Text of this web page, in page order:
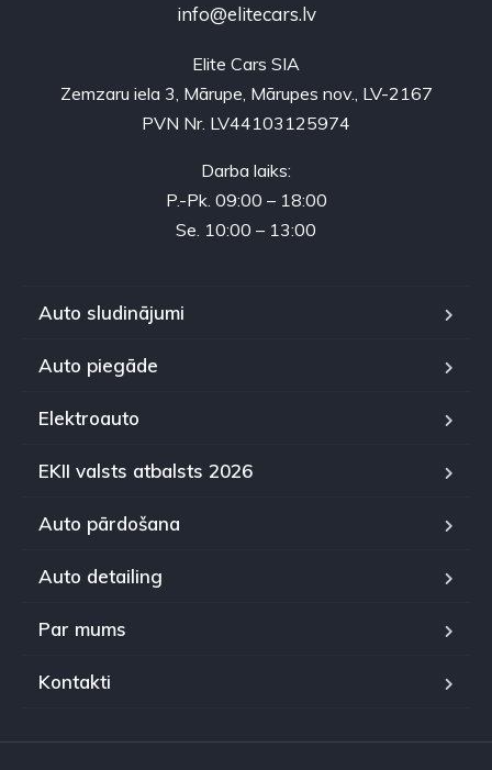
info@elitecars.lv
Elite Cars SIA
Zemzaru iela 3, Mārupe, Mārupes nov., LV-2167
PVN Nr. LV44103125974
Darba laiks:
P.-Pk. 09:00 – 18:00
Se. 10:00 – 13:00
Auto sludinājumi
Auto piegāde
Elektroauto
EKII valsts atbalsts 2026
Auto pārdošana
Auto detailing
Par mums
Kontakti